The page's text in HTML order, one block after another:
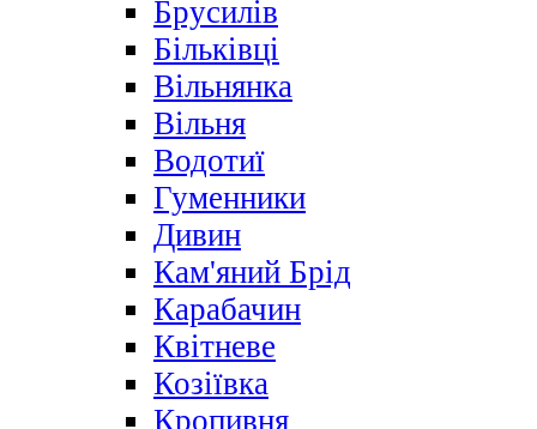
Брусилів
Більківці
Вільнянка
Вільня
Водотиї
Гуменники
Дивин
Кам'яний Брід
Карабачин
Квітневе
Козіївка
Кропивня